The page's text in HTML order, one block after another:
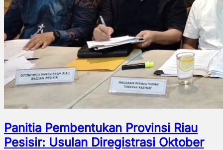
Panitia Pembentukan Provinsi Riau
Pesisir: Usulan Diregistrasi Oktober